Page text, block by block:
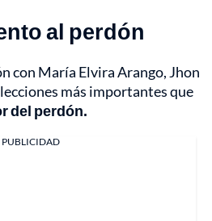
al perdón
con María Elvira Arango, Jhon
más importantes que
del perdón.
PUBLICIDAD